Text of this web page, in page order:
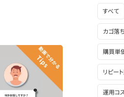
すべて
カゴ落
購買単
リピー
運用コ